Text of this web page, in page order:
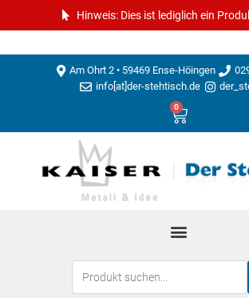
Hinweis: Dies ist lediglich ein
Am Ohrt 2 • 59469 Ense-Höingen
info[at]der-stehtisch.de
0